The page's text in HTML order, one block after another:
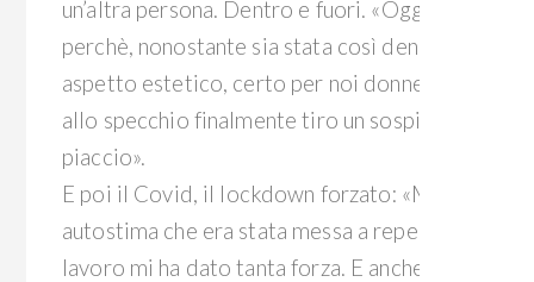
un’altra persona. Dentro e fuori. «Oggi, a
perchè, nonostante sia stata così denigrata, oggi
aspetto estetico, certo per noi donne è difficile,
allo specchio finalmente tiro un sospiro di
piaccio».
E poi il Covid, il lockdown forzato: «Mi ha fatto
autostima che era stata messa a repentaglio,
lavoro mi ha dato tanta forza. E anche due libri